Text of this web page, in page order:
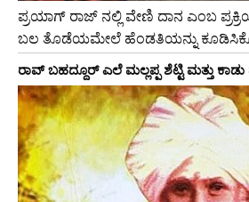
ಪ್ರಯಾಗ್ ರಾಜ್ ನಲ್ಲಿ ವೇಣಿ ದಾನ ಎಂಬ
ಬಲ ತೊಡೆಯಮೇಲೆ ಹೆಂಡತಿಯನ್ನು
ರಾವ್ ಬಹದ್ದೂರ್ ಎಲೆ ಮಲ್ಲಪ್ಪ ಶೆಟ್ಟಿ ಮತ್ತು ಕಾಡು